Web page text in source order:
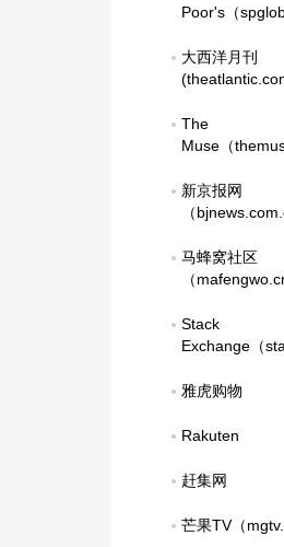
Poor's（
大西洋月刊
The
Muse（
新京报网
（
马蜂窝社区
（
Stack
Exchange（
雅虎购物
Rakuten
赶集网
芒果TV（